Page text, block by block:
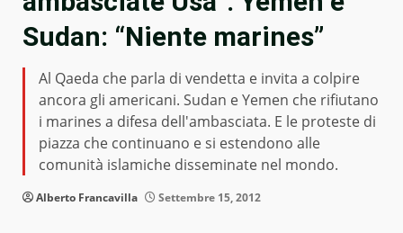
Sudan: “Niente marines”
Al Qaeda che parla di vendetta e invita a colpire
ancora gli americani. Sudan e Yemen che rifiutano
i marines a difesa dell'ambasciata. E le proteste di
piazza che continuano e si estendono alle
comunità islamiche disseminate nel mondo.
Alberto Francavilla Settembre 15, 2012